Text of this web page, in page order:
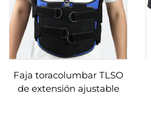
Faja toracolumbar TLSO
de extensión ajustable